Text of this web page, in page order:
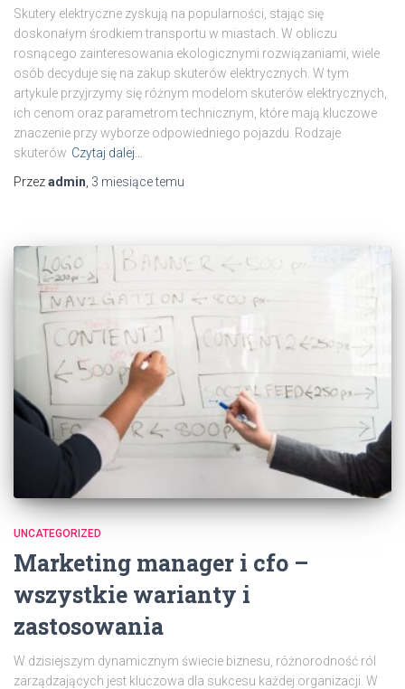
Skutery elektryczne zyskują na popularności, stając się
doskonałym środkiem transportu w miastach. W obliczu
rosnącego zainteresowania ekologicznymi rozwiązaniami, wiele
osób decyduje się na zakup skuterów elektrycznych. W tym
artykule przyjrzymy się różnym modelom skuterów elektrycznych,
ich cenom oraz parametrom technicznym, które mają kluczowe
znaczenie przy wyborze odpowiedniego pojazdu. Rodzaje
skuterów Czytaj dalej…
Przezadmin 3 miesiącetemu
UNCATEGORIZED
Marketing manager i cfo –
wszystkie warianty i
zastosowania
W dzisiejszym dynamicznym świecie biznesu, różnorodność ról
zarządzających jest kluczowa dla sukcesu każdej organizacji. W